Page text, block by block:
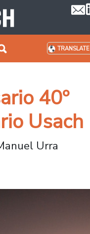
TRANSLATE
40º
Usach
Urra